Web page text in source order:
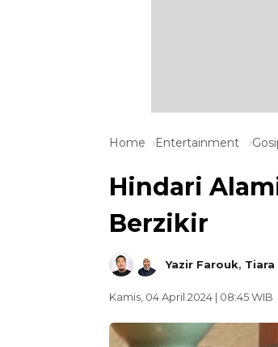
Home Entertainment
Hindari
Berzikir
Yazir Farouk, Tiara
Kamis, 04 April 2024 | 08:45 WIB